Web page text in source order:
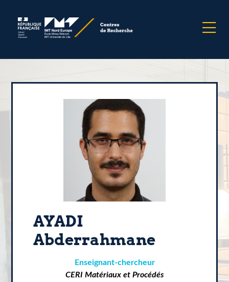
AYADI
Abderrahmane
Enseignant-chercheur
CERI Matériaux et Procédés